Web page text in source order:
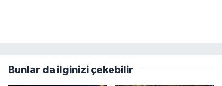
Bunlar da ilginizi çekebilir